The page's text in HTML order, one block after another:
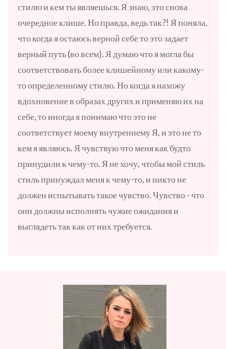
стилю и кем ты являешься. Я знаю, это снова
очередное клише. Но правда, ведь так?! Я поняла,
что когда я остаюсь верной себе то это задает
верный путь (во всем). Я думаю что я могла бы
соответствовать более клишейному или какому-
то определенному стилю. Но когда я нахожу
вдохновение в образах других и применяю их на
себе, то иногда я понимаю что это не
соответствует моему внутреннему Я, и это не то
кем я являюсь. Я чувствую что меня как будто
принудили к чему-то. Я не хочу, чтобы мой стиль
стиль принуждал меня к чему-то, и никто не
должен испытывать такое чувство. Чувство - что
они должны исполнять чужие ожидания и
выглядеть так как от них требуется.